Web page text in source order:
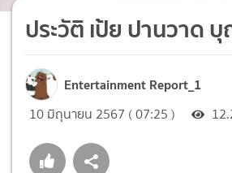
ประวัติ เป้ย ปานวาด
Entertainment Report_1
10 มิถุนายน 2567 ( 07:25 )